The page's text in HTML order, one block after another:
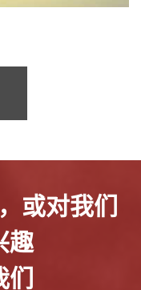
或对我们
趣